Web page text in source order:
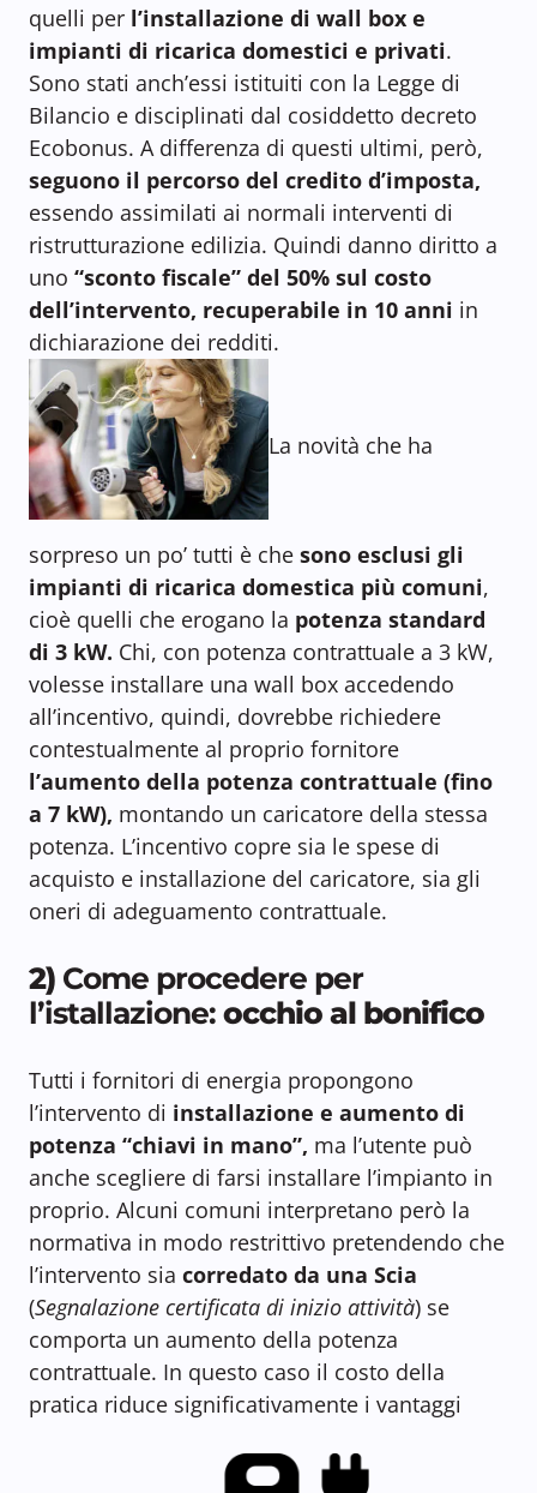
quelli per l’installazione di wall box e
impianti di ricarica domestici e privati.
Sono stati anch’essi istituiti con la Legge di
Bilancio e disciplinati dal cosiddetto decreto
Ecobonus. A differenza di questi ultimi, però,
seguono il percorso del credito d’imposta,
essendo assimilati ai normali interventi di
ristrutturazione edilizia. Quindi danno diritto a
uno “sconto fiscale” del 50% sul costo
dell’intervento, recuperabile in 10 anni in
dichiarazione dei redditi.
La novità che ha
sorpreso un po’ tutti è che sono esclusi gli
impianti di ricarica domestica più comuni,
cioè quelli che erogano la potenza standard
di 3 kW. Chi, con potenza contrattuale a 3 kW,
volesse installare una wall box accedendo
all’incentivo, quindi, dovrebbe richiedere
contestualmente al proprio fornitore
l’aumento della potenza contrattuale (fino
a 7 kW), montando un caricatore della stessa
potenza. L’incentivo copre sia le spese di
acquisto e installazione del caricatore, sia gli
oneri di adeguamento contrattuale.
2) Come procedere per
l’istallazione:occhio al bonifico
Tutti i fornitori di energia propongono
l’intervento di installazione e aumento di
potenza “chiavi in mano”, ma l’utente può
anche scegliere di farsi installare l’impianto in
proprio. Alcuni comuni interpretano però la
normativa in modo restrittivo pretendendo che
l’intervento sia corredato da una Scia
(Segnalazione certificata di inizio attività) se
comporta un aumento della potenza
contrattuale. In questo caso il costo della
pratica riduce significativamente i vantaggi